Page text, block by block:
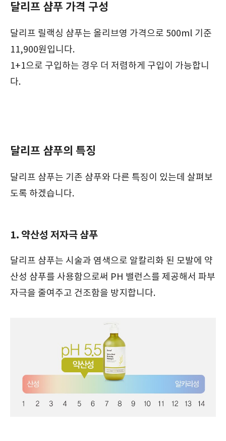
달리프 샴푸 가격 구성
달리프 릴랙싱 샴푸는 올리브영 가격으로 500ml 기준
11,900원입니다.
1+1으로 구입하는 경우 더 저렴하게 구입이 가능합니
다.
달리프 샴푸의 특징
달리프 샴푸는 기존 샴푸와 다른 특징이 있는데 살펴보
도록 하겠습니다.
1. 약산성 저자극 샴푸
달리프 샴푸는 시술과 염색으로 알칼리화 된 모발에 약
산성 샴푸를 사용함으로써 PH 밸런스를 제공해서 파부
자극을 줄여주고 건조함을 방지합니다.